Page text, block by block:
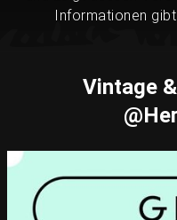
Informationen
Vintage